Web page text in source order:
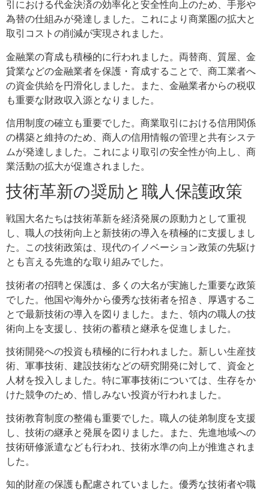
引における代金決済の効率化と安全性向上のため、手形や
為替の仕組みが発達しました。これにより商業圏の拡大と
取引コストの削減が実現されました。
金融業の育成も積極的に行われました。両替商、質屋、金
貸業などの金融業者を保護・育成することで、商工業者へ
の資金供給を円滑化しました。また、金融業者からの税収
も重要な財政収入源となりました。
信用制度の確立も重要でした。商業取引における信用関係
の構築と維持のため、商人の信用情報の管理と共有システ
ムが発達しました。これにより取引の安全性が向上し、商
業活動の拡大が促進されました。
技術革新の奨励と職人保護政策
戦国大名たちは技術革新を経済発展の原動力として重視
し、職人の技術向上と新技術の導入を積極的に支援しまし
た。この技術政策は、現代のイノベーション政策の先駆け
とも言える先進的な取り組みでした。
技術者の招聘と保護は、多くの大名が実施した重要な政策
でした。他国や海外から優秀な技術者を招き、厚遇するこ
とで最新技術の導入を図りました。また、領内の職人の技
術向上を支援し、技術の蓄積と継承を促進しました。
技術開発への投資も積極的に行われました。新しい生産技
術、軍事技術、建設技術などの研究開発に対して、資金と
人材を投入しました。特に軍事技術については、生存をか
けた競争のため、惜しみない投資が行われました。
技術教育制度の整備も重要でした。職人の徒弟制度を支援
し、技術の継承と発展を図りました。また、先進地域への
技術研修派遣なども行われ、技術水準の向上が推進されま
した。
知的財産の保護も配慮されていました。優秀な技術者や職